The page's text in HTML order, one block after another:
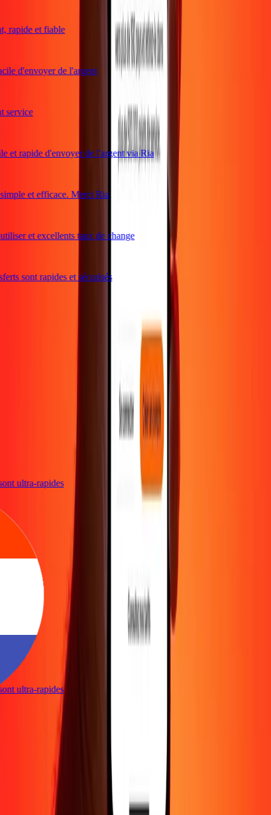
et fiable
d'envoyer de l'argent
et rapide d'envoyer de l'argent via Ria
et efficace. Merci Ria
et excellents taux de change
sont rapides et sécurisés
ultra-rapides
ultra-rapides